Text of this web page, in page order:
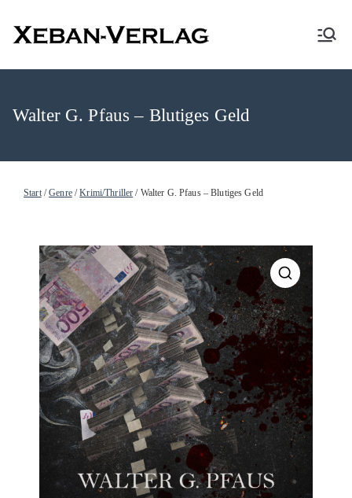
XEBAN-Verlag
Walter G. Pfaus – Blutiges Geld
Start/Genre/Krimi/Thriller / Walter G. Pfaus – Blutiges Geld
🔍